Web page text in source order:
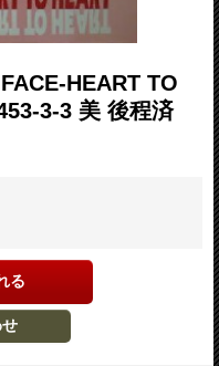
HEART TO
3-3 美 後程済